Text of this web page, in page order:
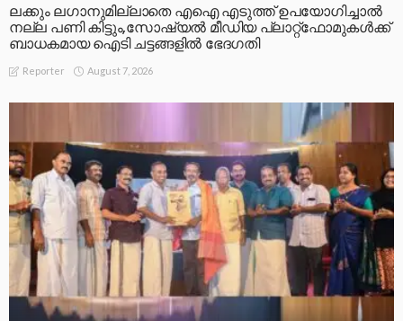
ലക്കും ലഗാനുമില്ലാതെ എഐ എടുത്ത് ഉപയോഗിച്ചാല്‍
നല്ല പണി കിട്ടും,സോഷ്യല്‍ മീഡിയ പ്ലാറ്റ്‌ഫോമുകള്‍ക്ക്
ബാധകമായ ഐടി ചട്ടങ്ങളില്‍ ഭേദഗതി
Reporter August 7, 2026